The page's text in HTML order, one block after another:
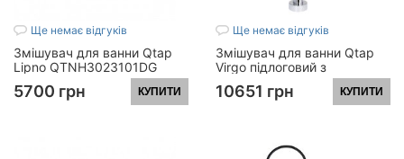
Ще немає відгуків
Змішувач для ванни Qtap
Lipno QTNH3023101DG
Graphite
5700 грн КУПИТИ
Ще немає відгуків
Змішувач для ванни Qtap
Virgo підлоговий з
поворотним виливом (з
душовим гарнітуром)
QT1966103C Chrome
10651 грн КУПИТИ